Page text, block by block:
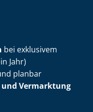
bei exklusivem
Jahr)
planbar
Vermarktung